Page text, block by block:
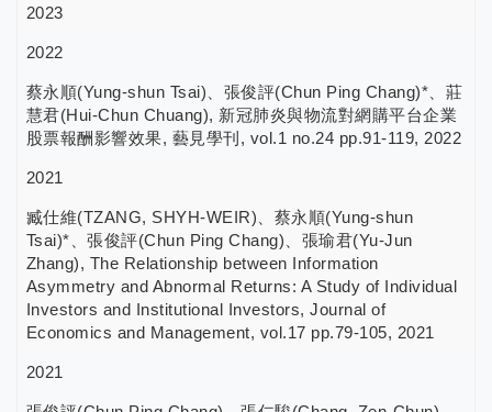
2023
2022
蔡永順(Yung-shun Tsai)、張俊評(Chun Ping Chang)*、莊
慧君(Hui-Chun Chuang), 新冠肺炎與物流對網購平台企業
股票報酬影響效果, 藝見學刊, vol.1 no.24 pp.91-119, 2022
2021
臧仕維(TZANG, SHYH-WEIR)、蔡永順(Yung-shun
Tsai)*、張俊評(Chun Ping Chang)、張瑜君(Yu-Jun
Zhang), The Relationship between Information
Asymmetry and Abnormal Returns: A Study of Individual
Investors and Institutional Investors, Journal of
Economics and Management, vol.17 pp.79-105, 2021
2021